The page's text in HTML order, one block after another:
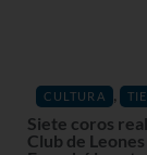
CULTURA ,
Siete coros
Club de